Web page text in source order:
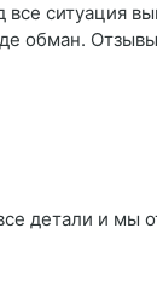
ситуация
обман.
детали и мы